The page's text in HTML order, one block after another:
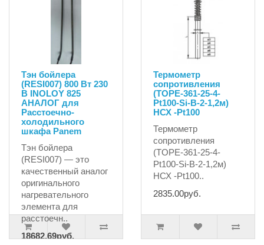
Тэн бойлера
(RESI007) 800 Вт 230
В INOLOY 825
АНАЛОГ для
Расстоечно-
холодильного
шкафа Panem
Тэн бойлера
(RESI007) — это
качественный аналог
оригинального
нагревательного
элемента для
расстоечн..
18682.69руб.
Термометр
сопротивления
(TOPE-361-25-4-
Pt100-Si-B-2-1,2м)
НСХ -Pt100
Термометр
сопротивления
(TOPE-361-25-4-
Pt100-Si-B-2-1,2м)
НСХ -Pt100..
2835.00руб.